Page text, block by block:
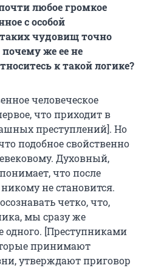
любое громкое
с особой
чудовищ точно
же ее не
к такой логике?
человеческое
что приходит в
преступлений]. Но
подобное свойственно
Духовный,
что после
не становится.
четко, что,
мы сразу же
одного. [Преступниками
принимают
утверждают приговор